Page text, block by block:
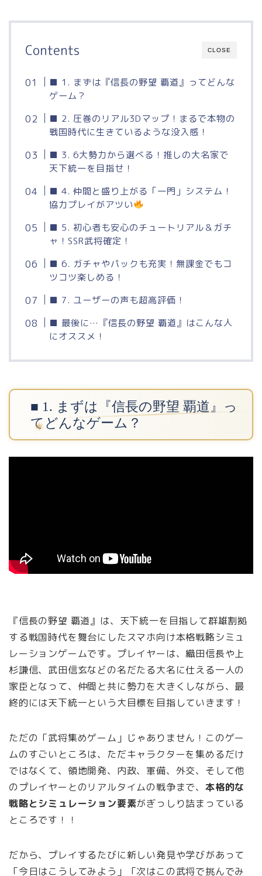
CLOSE
Contents
■ 1. まずは『信長の野望 覇道』ってどんな
ゲーム？
■ 2. 圧巻のリアル3Dマップ！まるで本物の
戦国時代に生きているような没入感！
■ 3. 6大勢力から選べる！推しの大名家で
天下統一を目指せ！
■ 4. 仲間と盛り上がる「一門」システム！
協力プレイがアツい
■ 5. 初心者も安心のチュートリアル＆ガチ
ャ！SSR武将確定！
■ 6. ガチャやパックも充実！無課金でもコ
ツコツ楽しめる！
■ 7. ユーザーの声も超高評価！
■ 最後に…『信長の野望 覇道』はこんな人
にオススメ！
■ 1. まずは『信長の野望 覇道』っ
てどんなゲーム？
『信長の野望 覇道』は、天下統一を目指して群雄割拠
する戦国時代を舞台にしたスマホ向け本格戦略シミュ
レーションゲームです。プレイヤーは、織田信長や上
杉謙信、武田信玄などの名だたる大名に仕える一人の
家臣となって、仲間と共に勢力を大きくしながら、最
終的には天下統一という大目標を目指していきます！
ただの「武将集めゲーム」じゃありません！このゲー
ムのすごいところは、ただキャラクターを集めるだけ
ではなくて、領地開発、内政、軍備、外交、そして他
のプレイヤーとのリアルタイムの戦争まで、 本格的な
戦略とシミュレーション要素がぎっしり詰まっている
ところです！！
だから、プレイするたびに新しい発見や学びがあって
「今日はこうしてみよう」「次はこの武将で挑んでみ